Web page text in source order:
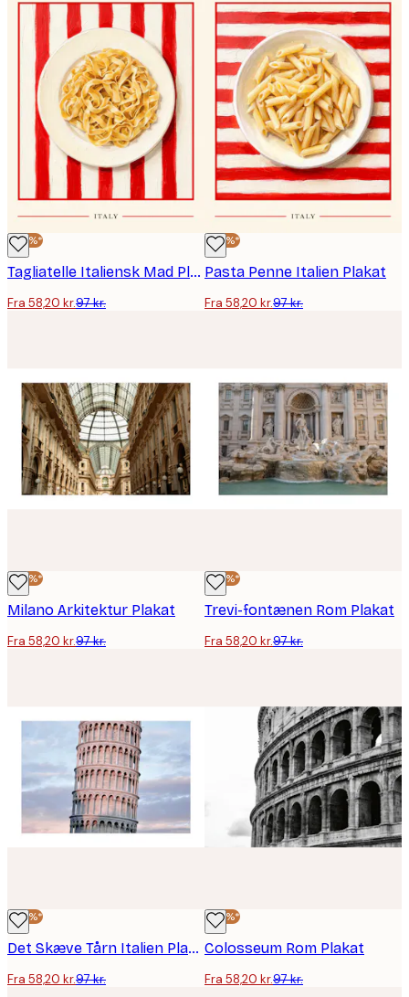
-40%*
Tagliatelle Italiensk Mad Plakat
Fra 58,20 kr.97 kr.
-40%*
Pasta Penne Italien Plakat
Fra 58,20 kr.97 kr.
-40%*
Milano Arkitektur Plakat
Fra 58,20 kr.97 kr.
-40%*
Trevi-fontænen Rom Plakat
Fra 58,20 kr.97 kr.
-40%*
Det Skæve Tårn Italien Plakat
Fra 58,20 kr.97 kr.
-40%*
Colosseum Rom Plakat
Fra 58,20 kr.97 kr.